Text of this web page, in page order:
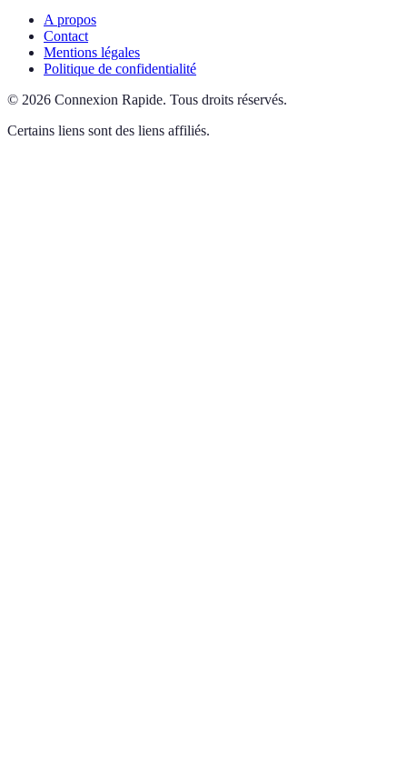
A propos
Contact
Mentions légales
Politique de confidentialité
© 2026 Connexion Rapide. Tous droits réservés.
Certains liens sont des liens affiliés.